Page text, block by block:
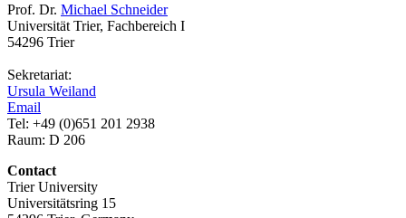
Prof. Dr. Michael Schneider
Universität Trier, Fachbereich I
54296 Trier
Sekretariat:
Ursula Weiland
Email
Tel: +49 (0)651 201 2938
Raum: D 206
Contact
Trier University
Universitätsring 15